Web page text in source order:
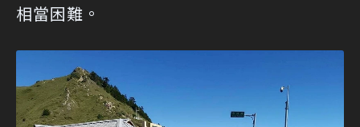
相當困難。